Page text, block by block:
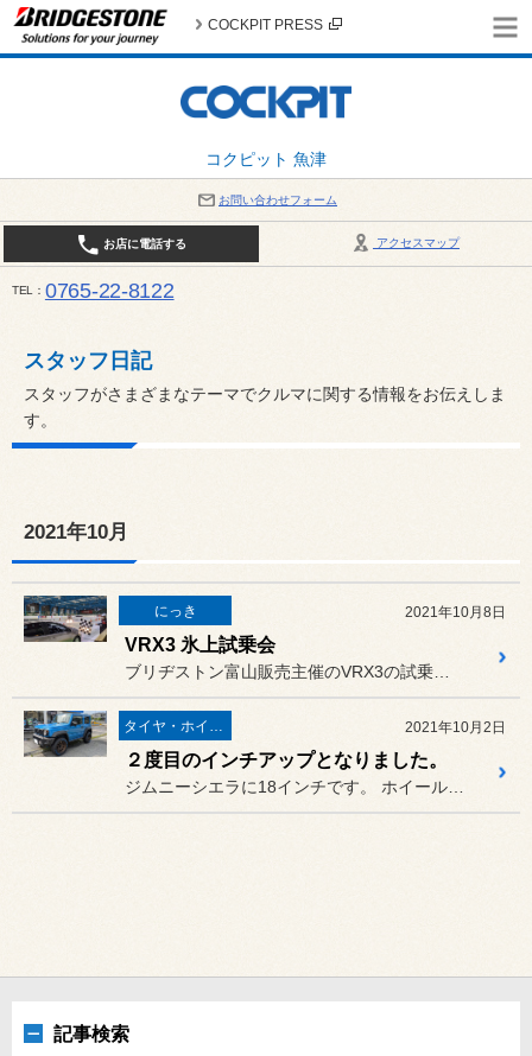
コクピット 魚津
COCKPIT PRESS
お問い合わせフォーム
アクセスマップ
お店に電話する
TEL 0765-22-8122
スタッフ日記
スタッフがさまざまなテーマでクルマに関する情報をお伝えしま
す。
2021年10月
にっき 2021年10月8日
VRX3 氷上試乗会
タイヤ・ホイール 2021年10月2日
２度目のインチアップとなりました。
記事検索